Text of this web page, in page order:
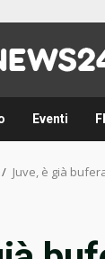
Eventi
Juve, è già